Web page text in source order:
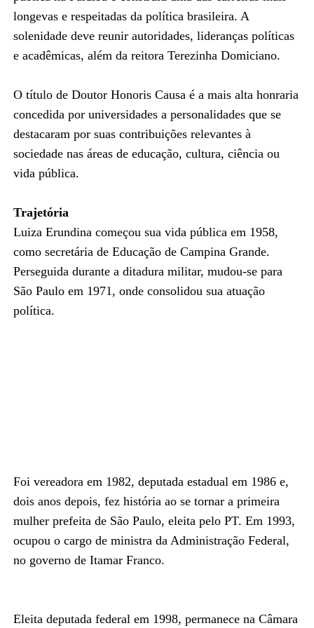
longevas e respeitadas da política brasileira. A
solenidade deve reunir autoridades, lideranças políticas
e acadêmicas, além da reitora Terezinha Domiciano.
O título de Doutor Honoris Causa é a mais alta honraria
concedida por universidades a personalidades que se
destacaram por suas contribuições relevantes à
sociedade nas áreas de educação, cultura, ciência ou
vida pública.
Trajetória
Luiza Erundina começou sua vida pública em 1958,
como secretária de Educação de Campina Grande.
Perseguida durante a ditadura militar, mudou-se para
São Paulo em 1971, onde consolidou sua atuação
política.
Foi vereadora em 1982, deputada estadual em 1986 e,
dois anos depois, fez história ao se tornar a primeira
mulher prefeita de São Paulo, eleita pelo PT. Em 1993,
ocupou o cargo de ministra da Administração Federal,
no governo de Itamar Franco.
Eleita deputada federal em 1998, permanece na Câmara